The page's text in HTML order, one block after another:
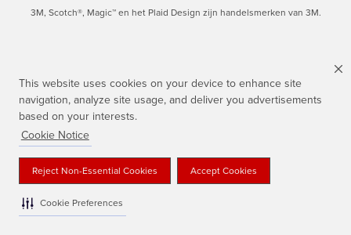
This website uses cookies on your device to enhance site
navigation, analyze site usage, and deliver you advertisements
based on your interests.
Cookie Notice
Reject Non-Essential Cookies Accept Cookies
Cookie Preferences
3M, Scotch®, Magic™ en het Plaid Design zijn handelsmerken van 3M.